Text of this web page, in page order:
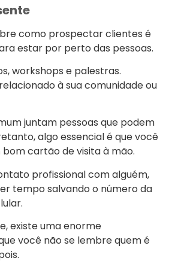
como prospectar clientes é
estar por perto das pessoas.
workshops e palestras.
à sua comunidade ou
juntam pessoas que podem
algo essencial é que você
cartão de visita à mão.
profissional com alguém,
tempo salvando o número da
existe uma enorme
você não se lembre quem é